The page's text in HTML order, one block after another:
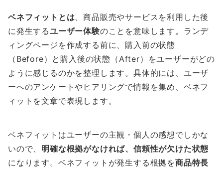
ベネフィットとは、商品販売やサービスを利用した後
に発生するユーザー体験のことを意味します。ランデ
ィングページを作成する前に、購入前の状態
（Before）と購入後の状態（After）をユーザーがどの
ように感じるのかを整理します。具体的には、ユーザ
ーへのアンケートやヒアリングで情報を集め、ベネフ
ィットを文章で表現します。
ベネフィットはユーザーの主観・個人の感想でしかな
いので、 明確な根拠がなければ、信頼性が欠けた状態
になります。ベネフィットが発生する根拠を商品特長